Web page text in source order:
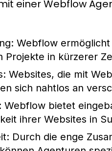
einer Webflow
Webflow
Projekte in kürzerer
Websites, die mit
sich nahtlos an
Webflow bietet
ihrer Websites in
Durch die enge